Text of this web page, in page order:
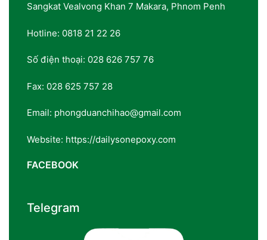
Sangkat Vealvong Khan 7 Makara, Phnom Penh
Hotline: 0818 21 22 26
Số điện thoại: 028 626 757 76
Fax: 028 625 757 28
Email: phongduanchihao@gmail.com
Website: https://dailysonepoxy.com
FACEBOOK
Telegram